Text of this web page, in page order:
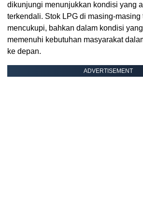
dikunjungi menunjukkan kondisi yang
terkendali. Stok LPG di masing-masing
mencukupi, bahkan dalam kondisi
memenuhi kebutuhan masyarakat
ke depan.
ADVERTISEMENT